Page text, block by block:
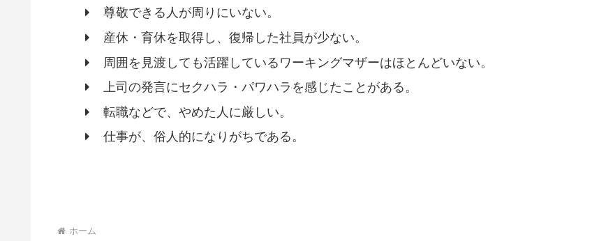
尊敬できる人が周りにいない。
産休・育休を取得し、復帰した社員が少ない。
周囲を見渡しても活躍しているワーキングマザーはほとんどいない。
上司の発言にセクハラ・パワハラを感じたことがある。
転職などで、やめた人に厳しい。
仕事が、俗人的になりがちである。
ホーム